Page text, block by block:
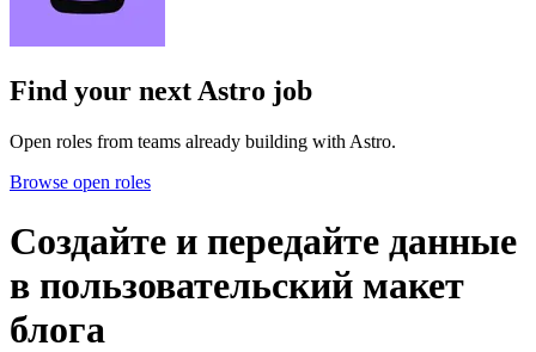
Find your nextAstro job
Open roles from teams already building with Astro.
Browse open roles
Создайте и передайте данные
в пользовательский макет
блога